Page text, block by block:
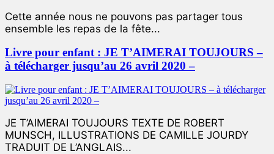
Cette année nous ne pouvons pas partager tous
ensemble les repas de la fête...
Livre pour enfant : JE T’AIMERAI TOUJOURS –
à télécharger jusqu’au 26 avril 2020 –
JE T’AIMERAI TOUJOURS TEXTE DE ROBERT
MUNSCH, ILLUSTRATIONS DE CAMILLE JOURDY
TRADUIT DE L’ANGLAIS...